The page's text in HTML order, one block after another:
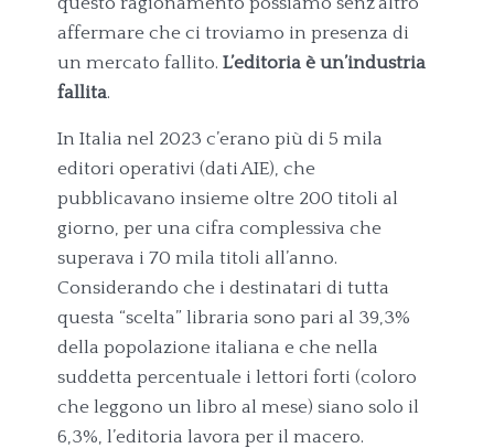
affermare che ci troviamo in presenza di
un mercato fallito. L’editoria è un’industria
fallita.
In Italia nel 2023 c’erano più di 5 mila
editori operativi (dati AIE), che
pubblicavano insieme oltre 200 titoli al
giorno, per una cifra complessiva che
superava i 70 mila titoli all’anno.
Considerando che i destinatari di tutta
questa “scelta” libraria sono pari al 39,3%
della popolazione italiana e che nella
suddetta percentuale i lettori forti (coloro
che leggono un libro al mese) siano solo il
6,3%, l’editoria lavora per il macero.